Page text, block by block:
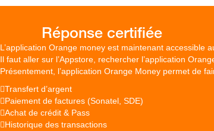
L’application Orange money est maintenant accessible
Il faut aller sur l’Appstore, rechercher l’application
Présentement, l’application Orange Money permet de
Transfert d’argent
Paiement de factures (Sonatel, SDE)
Achat de crédit & Pass
Historique des transactions